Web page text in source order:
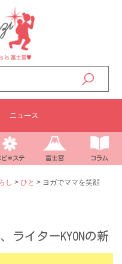
ニュース
し > ひと > ヨガでママを笑顔
ライターKYONの新